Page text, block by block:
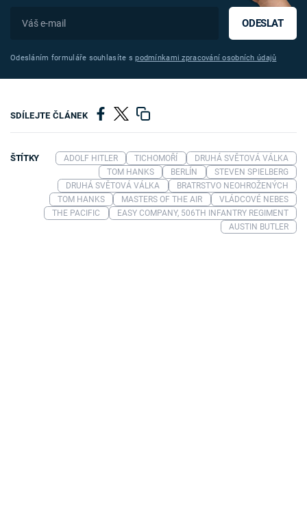
ODESLAT
Odesláním formuláře souhlasíte spodmínkami zpracování osobních údajů
SDÍLEJTE ČLÁNEK
ŠTÍTKY ADOLF HITLER TICHOMOŘÍ
DRUHÁ SVĚTOVÁ VÁLKA
TOM HANKS
BERLÍN
STEVEN SPIELBERG
DRUHÁ SVĚTOVÁ VÁLKA
BRATRSTVO NEOHROŽENÝCH
TOM HANKS
MASTERS OF THE AIR
VLÁDCOVÉ NEBES
THE PACIFIC
EASY COMPANY, 506TH INFANTRY REGIMENT
AUSTIN BUTLER